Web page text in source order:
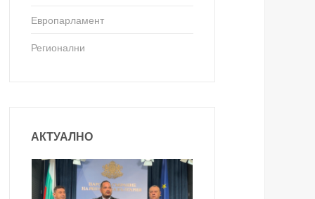
Европарламент
Регионални
АКТУАЛНО